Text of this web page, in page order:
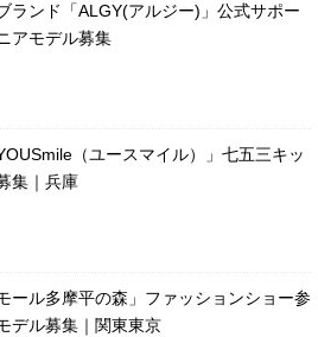
ランド「ALGY(アルジー)」公式サポー
アモデル募集
（ユースマイル）」七五三キッ
集｜兵庫
ール多摩平の森」ファッションショー参
デル募集｜関東東京